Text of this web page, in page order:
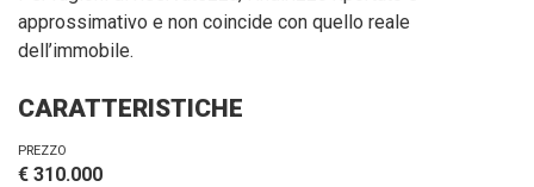
approssimativo e non coincide con quello reale
dell’immobile.
CARATTERISTICHE
PREZZO
€ 310.000